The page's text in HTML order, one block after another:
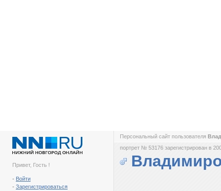
Привет, Гость !
- Войти
- Зарегистрироваться
Персональный сайт пользователя
портрет № 53176 зарегистрирован в